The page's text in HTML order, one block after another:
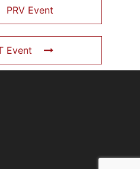
PRV Event
Event